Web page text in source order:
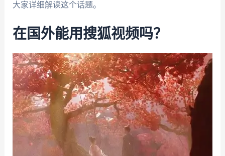
大家详细解读这个话题。
在国外能用搜狐视频吗？